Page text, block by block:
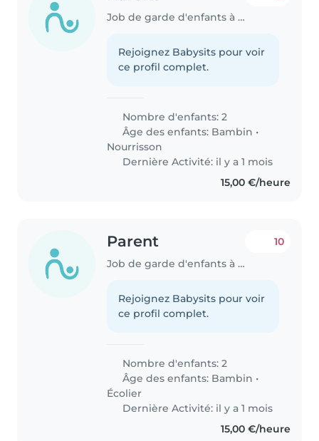
Job de garde d'enfants à Contern
Rejoignez Babysits pour voir
ce profil complet.
Nombre d'enfants: 2
Âge des enfants: Bambin •
Nourrisson
Dernière Activité: il y a 1 mois
15,00 €/heure
Parent
Job de garde d'enfants à Contern
10
Rejoignez Babysits pour voir
ce profil complet.
Nombre d'enfants: 2
Âge des enfants: Bambin •
Écolier
Dernière Activité: il y a 1 mois
15,00 €/heure